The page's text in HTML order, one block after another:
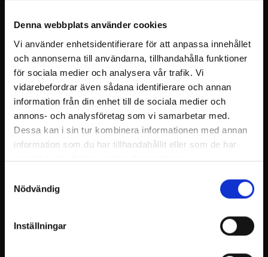
Denna webbplats använder cookies
Vi använder enhetsidentifierare för att anpassa innehållet
och annonserna till användarna, tillhandahålla funktioner
för sociala medier och analysera vår trafik. Vi
vidarebefordrar även sådana identifierare och annan
information från din enhet till de sociala medier och
annons- och analysföretag som vi samarbetar med.
Dessa kan i sin tur kombinera informationen med annan
information som du har tillhandahållit eller som de har
samlat in när du har använt deras tjänster.
Nödvändig
Inställningar